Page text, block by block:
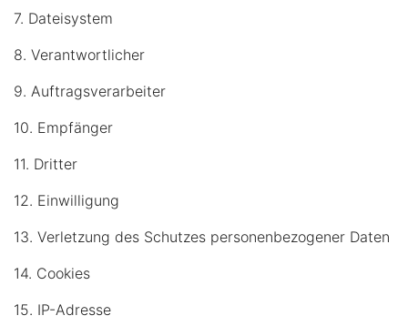
7. Dateisystem
8. Verantwortlicher
9. Auftragsverarbeiter
10. Empfänger
11. Dritter
12. Einwilligung
13. Verletzung des Schutzes personenbezogener Daten
14. Cookies
15. IP-Adresse